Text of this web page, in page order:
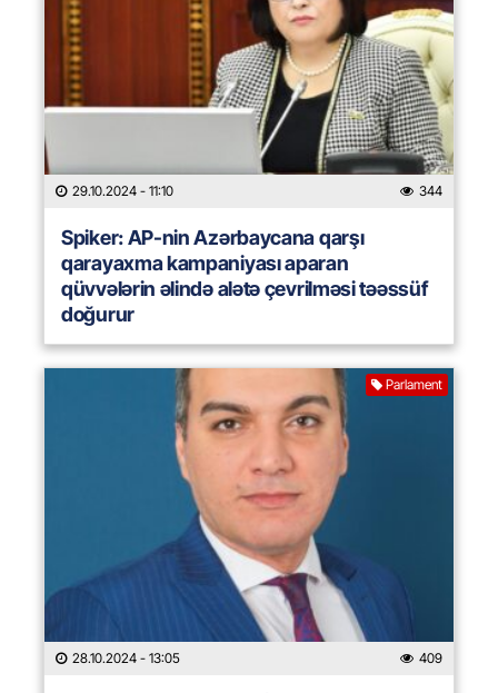
29.10.2024 - 11:10 344
Spiker: AP-nin Azərbaycana qarşı
qarayaxma kampaniyası aparan
qüvvələrin əlində alətə çevrilməsi təəssüf
doğurur
Parlament
28.10.2024 - 13:05 409